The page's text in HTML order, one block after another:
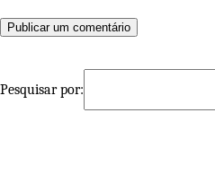
Pesquisar por: